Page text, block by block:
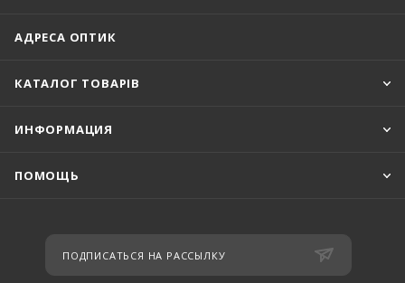
АДРЕСА ОПТИК
КАТАЛОГ ТОВАРІВ
ИНФОРМАЦИЯ
ПОМОЩЬ
ПОДПИСАТЬСЯ НА РАССЫЛКУ